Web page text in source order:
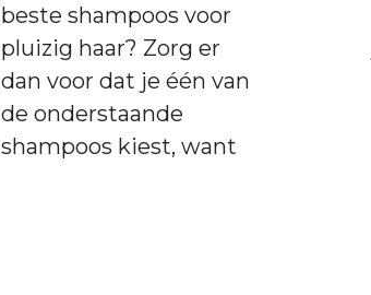
beste shampoos voor
pluizig haar? Zorg er
dan voor dat je één van
de onderstaande
shampoos kiest, want